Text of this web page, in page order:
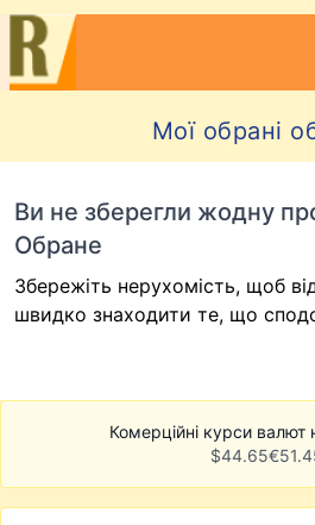
Мої обрані
Ви не зберегли жодну
Обране
Збережіть нерухомість, щоб
швидко знаходити те, що
Комерційні курси валют
$44.65€